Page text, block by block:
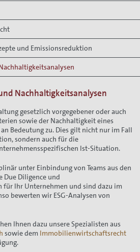
und Emissionsreduktion
Nachhaltigkeitsanalysen
gesetzlich vorgegebener oder auch
sowie der Nachhaltigkeit eines
Bedeutung zu. Dies gilt nicht nur im Fall
sondern auch für die
Ist-Situation.
unter Einbindung von Teams aus den
Due Diligence und
für Ihr Unternehmen und sind dazu im
bewerten wir ESG-Analysen von
Ihnen dazu unsere Spezialisten aus
sowie dem Immobilienwirtschaftsrecht